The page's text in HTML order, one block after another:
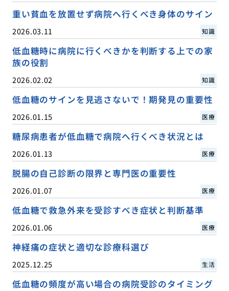
重い貧血を放置せず病院へ行くべき身体のサイン
2026.03.11 知識
低血糖時に病院に行くべきかを判断する上での家
族の役割
2026.02.02 知識
低血糖のサインを見逃さないで！期発見の重要性
2026.01.15 医療
糖尿病患者が低血糖で病院へ行くべき状況とは
2026.01.13 医療
脱腸の自己診断の限界と専門医の重要性
2026.01.07 医療
低血糖で救急外来を受診すべき症状と判断基準
2026.01.06 医療
神経痛の症状と適切な診療科選び
2025.12.25 生活
低血糖の頻度が高い場合の病院受診のタイミング